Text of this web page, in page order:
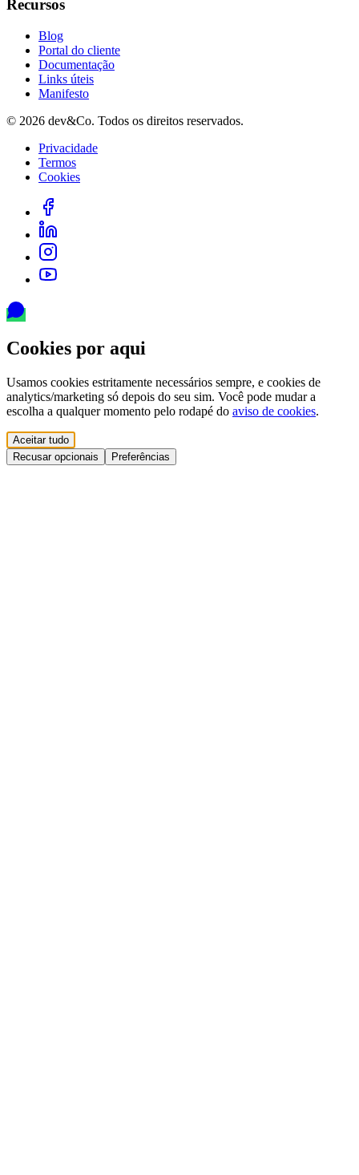
Recursos
Blog
Portal do cliente
Documentação
Links úteis
Manifesto
© 2026 dev&Co. Todos os direitos reservados.
Privacidade
Termos
Cookies
Cookies por aqui
Usamos cookies estritamente necessários sempre, e cookies de
analytics/marketing só depois do seu sim. Você pode mudar a
escolha a qualquer momento pelo rodapé do aviso de cookies.
Aceitar tudo
Recusar opcionais
Preferências